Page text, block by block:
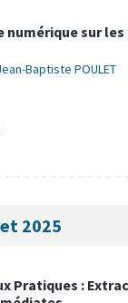
numérique sur
Baptiste POULET
2025
Pratiques :